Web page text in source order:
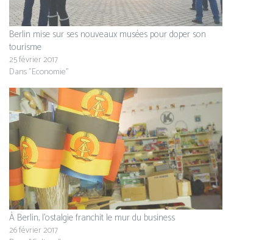
Berlin mise sur ses nouveaux musées pour doper son
tourisme
25 février 2017
Dans "Economie"
À Berlin, l’ostalgie franchit le mur du business
26 février 2017